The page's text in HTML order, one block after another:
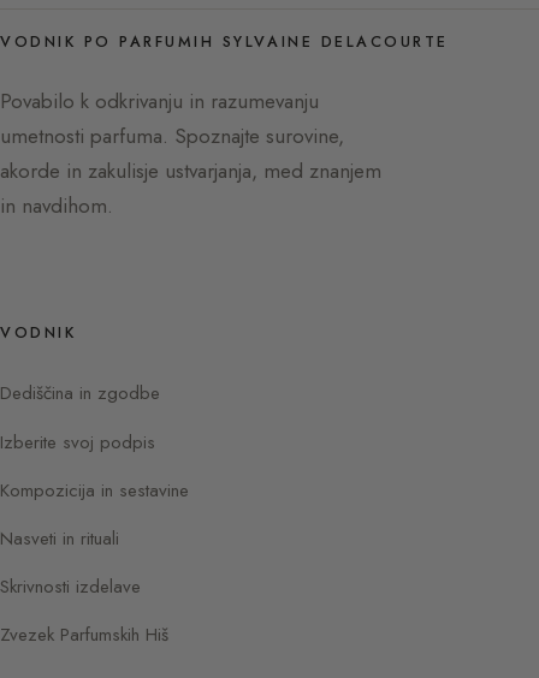
VODNIK PO PARFUMIH SYLVAINE DELACOURTE
Povabilo k odkrivanju in razumevanju
umetnosti parfuma. Spoznajte surovine,
akorde in zakulisje ustvarjanja, med znanjem
in navdihom.
VODNIK
Dediščina in zgodbe
Izberite svoj podpis
Kompozicija in sestavine
Nasveti in rituali
Skrivnosti izdelave
Zvezek Parfumskih Hiš